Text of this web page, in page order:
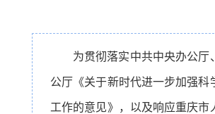
为贯彻落实中共中央办公厅
公厅《关于新时代进一步加强科
工作的意见》，以及响应重庆市